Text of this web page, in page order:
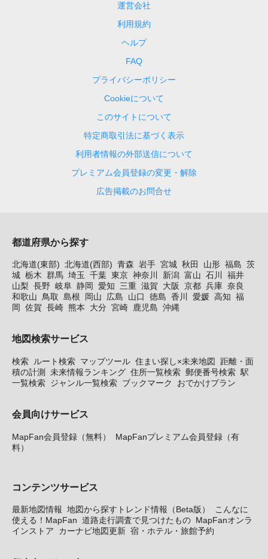
運営会社
利用規約
ヘルプ
FAQ
プライバシーポリシー
Cookieについて
このサイトについて
特定商取引法に基づく表示
利用者情報の外部送信について
プレミアム会員登録の変更・解除
広告掲載のお問合せ
都道府県から探す
北海道(東部) 北海道(西部) 青森 岩手 宮城 秋田 山形 福島 茨
城 栃木 群馬 埼玉 千葉 東京 神奈川 新潟 富山 石川
福井
山梨 長野 岐阜 静岡 愛知 三重 滋賀 大阪 京都 兵庫 奈良
和歌山
鳥取 島根 岡山 広島 山口 徳島 香川 愛媛 高知 福
岡
佐賀 長崎 熊本 大分 宮崎 鹿児島 沖縄
地図検索サービス
検索 ルート検索 マップツール 住まい探し×未来地図
距離・面
積の計測
未来情報ランキング 住所一覧検索 郵便番号検索 駅
一覧検索 ジャンル一覧検索 ブックマーク おでかけプラン
会員向けサービス
MapFan会員登録（無料）
MapFanプレミアム会員登録（有
料）
コンテンツサービス
最新地図情報 地図から探すトレンド情報（Beta版）
こんなに
使える！MapFan 道路走行調査で見つけたもの MapFanオンラ
インストア
カーナビ地図更新 宿・ホテル・旅館予約